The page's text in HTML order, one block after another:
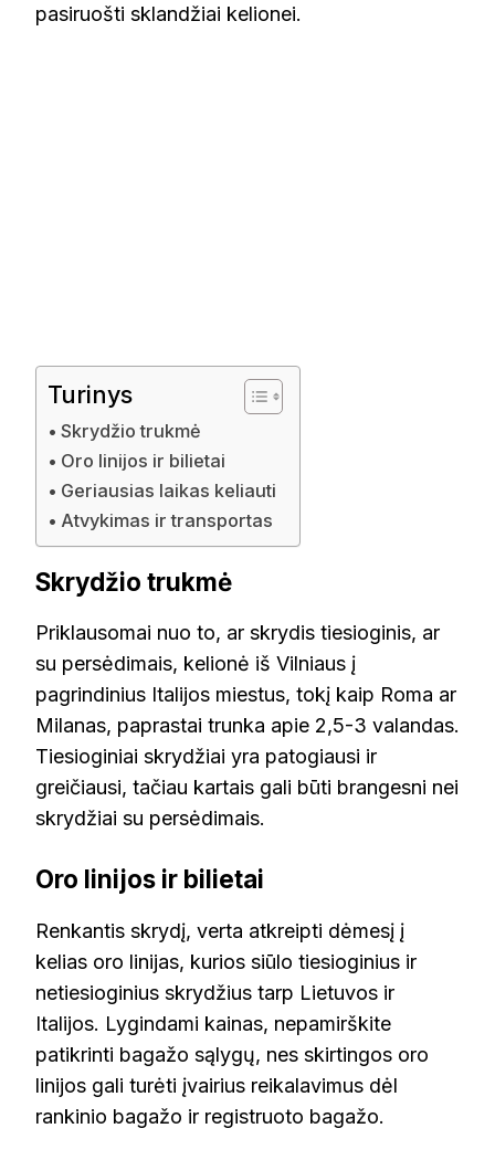
pasiruošti sklandžiai kelionei.
Turinys
Skrydžio trukmė
Oro linijos ir bilietai
Geriausias laikas keliauti
Atvykimas ir transportas
Skrydžio trukmė
Priklausomai nuo to, ar skrydis tiesioginis, ar
su persėdimais, kelionė iš Vilniaus į
pagrindinius Italijos miestus, tokį kaip Roma ar
Milanas, paprastai trunka apie 2,5-3 valandas.
Tiesioginiai skrydžiai yra patogiausi ir
greičiausi, tačiau kartais gali būti brangesni nei
skrydžiai su persėdimais.
Oro linijos ir bilietai
Renkantis skrydį, verta atkreipti dėmesį į
kelias oro linijas, kurios siūlo tiesioginius ir
netiesioginius skrydžius tarp Lietuvos ir
Italijos. Lygindami kainas, nepamirškite
patikrinti bagažo sąlygų, nes skirtingos oro
linijos gali turėti įvairius reikalavimus dėl
rankinio bagažo ir registruoto bagažo.